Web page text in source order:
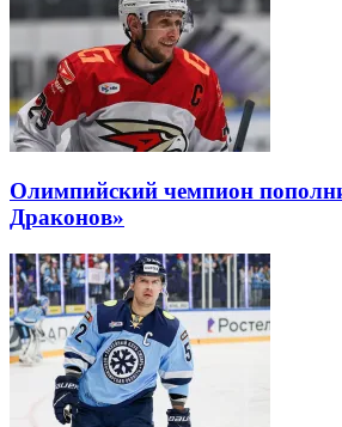
Олимпийский чемпион
Драконов»